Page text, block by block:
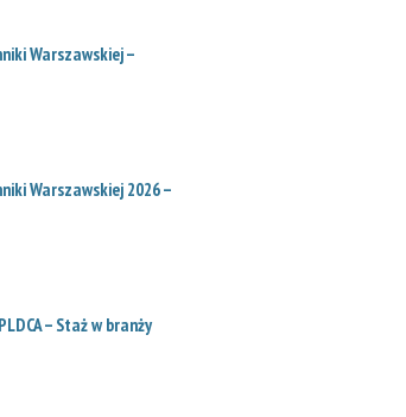
Warszawskiej –
Warszawskiej 2026 –
– Staż w branży